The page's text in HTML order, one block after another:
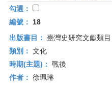
勾選：
編號：
18
出版書目： 臺灣史研究文獻類
類別： 文化
時期(主題)： 戰後
作者： 徐珮琳